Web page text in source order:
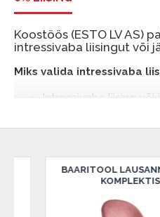
Koostöös (ESTO LV AS)
intressivaba liisingut või
Miks valida intressivaba
Intressivaba liising
Näide: Toote hind
makse: 25 €, kogu
BAARITOOL LAUSANNE - 2
KOMPLEKTIS